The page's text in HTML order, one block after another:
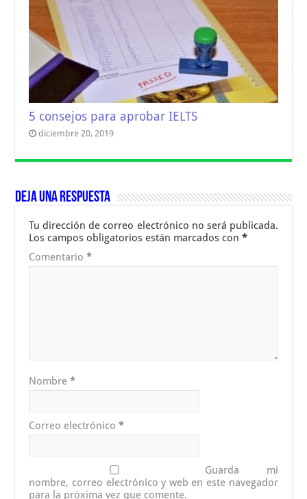
5 consejos para aprobar IELTS
diciembre 20, 2019
Deja una respuesta
Tu dirección de correo electrónico no será publicada.
Los campos obligatorios están marcados con*
Comentario*
Nombre*
Correo electrónico*
Guarda mi
nombre, correo electrónico y web en este navegador
para la próxima vez que comente.